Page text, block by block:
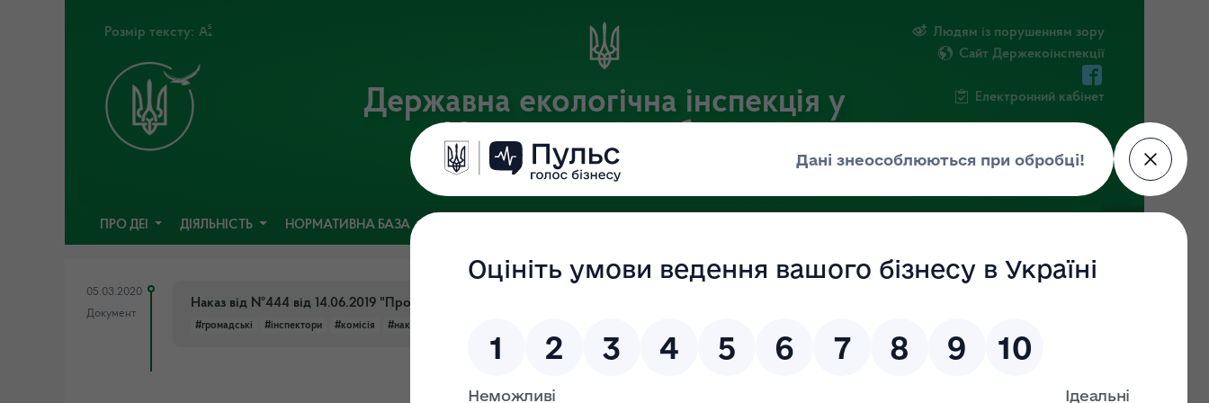
Розмір тексту:
Державна екологічна інспекція у
Хмельницькій області
Офіційний веб-портал
Людям із порушенням зору
Сайт Держекоінспекції
Електронний кабінет
ПРО ДЕІ ДІЯЛЬНІСТЬ НОРМАТИВНА БАЗА
05.03.2020
Документ
Наказ від №444 від 14.06.2019 "Про затвердження складу Комісії з перевірки знань"
#громадські #інспектори #комісія #наказ